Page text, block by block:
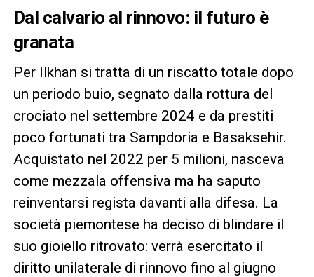
Dal calvario al rinnovo: il futuro è
granata
Per Ilkhan si tratta di un riscatto totale dopo
un periodo buio, segnato dalla rottura del
crociato nel settembre 2024 e da prestiti
poco fortunati tra Sampdoria e Basaksehir.
Acquistato nel 2022 per 5 milioni, nasceva
come mezzala offensiva ma ha saputo
reinventarsi regista davanti alla difesa. La
società piemontese ha deciso di blindare il
suo gioiello ritrovato: verrà esercitato il
diritto unilaterale di rinnovo fino al giugno